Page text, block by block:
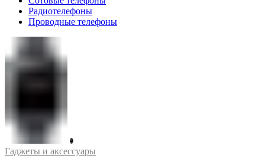
Радиотелефоны
Проводные телефоны
Гаджеты и аксессуары